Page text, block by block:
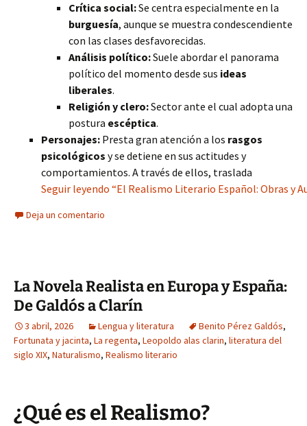
Crítica social:Se centra especialmente en la
burguesía, aunque se muestra condescendiente
con las clases desfavorecidas.
Análisis político:Suele abordar el panorama
político del momento desde sus ideas
liberales.
Religión y clero:Sector ante el cual adopta una
postura escéptica.
Personajes: Presta gran atención a los rasgos
psicológicos y se detiene en sus actitudes y
comportamientos. A través de ellos, traslada
Seguir leyendo “El Realismo Literario Español: Obras y
Deja un comentario
La Novela Realista en Europa y España:
De Galdós a Clarín
3 abril, 2026 Lengua y literatura Benito Pérez Galdós,
Fortunata y jacinta, La regenta, Leopoldo alas clarin, literatura del
siglo XIX, Naturalismo, Realismo literario
¿Qué es el Realismo?